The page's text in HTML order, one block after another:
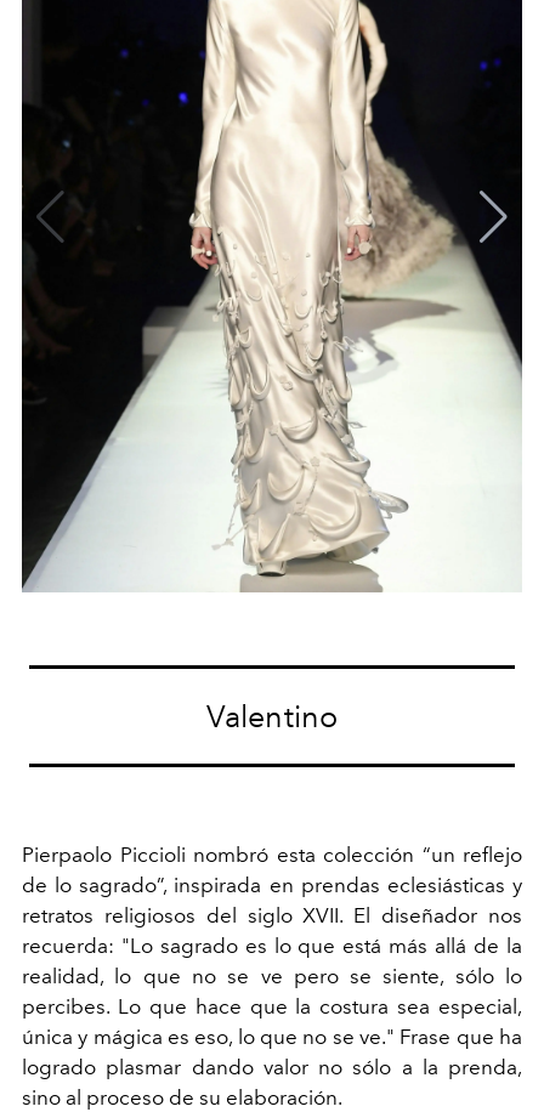
Valentino
Pierpaolo Piccioli nombró esta colección “un reflejo
de lo sagrado”, inspirada en prendas eclesiásticas y
retratos religiosos del siglo XVII. El diseñador nos
recuerda: "Lo sagrado es lo que está más allá de la
realidad, lo que no se ve pero se siente, sólo lo
percibes. Lo que hace que la costura sea especial,
única y mágica es eso, lo que no se ve." Frase que ha
logrado plasmar dando valor no sólo a la prenda,
sino al proceso de su elaboración.